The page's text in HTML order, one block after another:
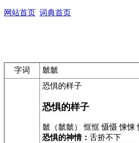
网站首页 词典首页
字词 虩虩
恐惧的样子
恐惧的样子
虩（虩虩） 恇恇 慑慑 悚悚
恐惧的神情： 舌挢不下